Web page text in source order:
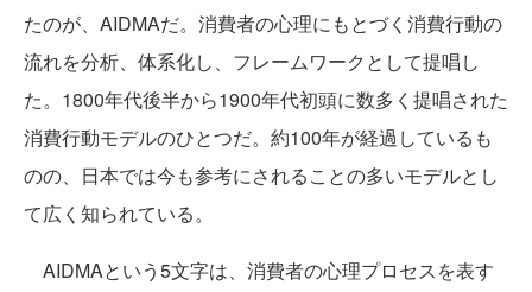
たのが、AIDMAだ。消費者の心理にもとづく消費行動の
流れを分析、体系化し、フレームワークとして提唱し
た。1800年代後半から1900年代初頭に数多く提唱された
消費行動モデルのひとつだ。約100年が経過しているも
のの、日本では今も参考にされることの多いモデルとし
て広く知られている。
AIDMAという5文字は、消費者の心理プロセスを表す